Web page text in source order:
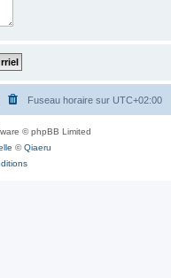
Fuseau horaire sur UTC+02:00
© phpBB Limited
©Qiaeru